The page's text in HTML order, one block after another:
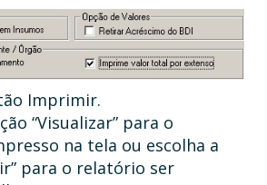
Imprimir.
“Visualizar” para o
na tela ou escolha a
para o relatório ser